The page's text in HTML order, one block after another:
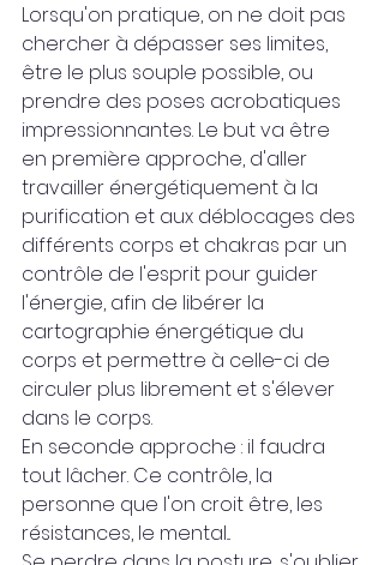
Lorsqu'on pratique, on ne doit pas
chercher à dépasser ses limites,
être le plus souple possible, ou
prendre des poses acrobatiques
impressionnantes. Le but va être
en première approche, d'aller
travailler énergétiquement à la
purification et aux déblocages des
différents corps et chakras par un
contrôle de l'esprit pour guider
l'énergie, afin de libérer la
cartographie énergétique du
corps et permettre à celle-ci de
circuler plus librement et s'élever
dans le corps.
En seconde approche : il faudra
tout lâcher. Ce contrôle, la
personne que l'on croit être, les
résistances, le mental...